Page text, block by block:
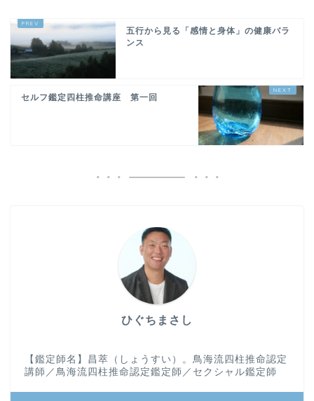
五行から見る「感情と身体」の健康バラ
ンス
セルフ鑑定四柱推命講座 第一回
ひぐちまさし
【鑑定師名】昌萃（しょうすい）。鳥海流四柱推命認定
講師／鳥海流四柱推命認定鑑定師／セクシャル鑑定師